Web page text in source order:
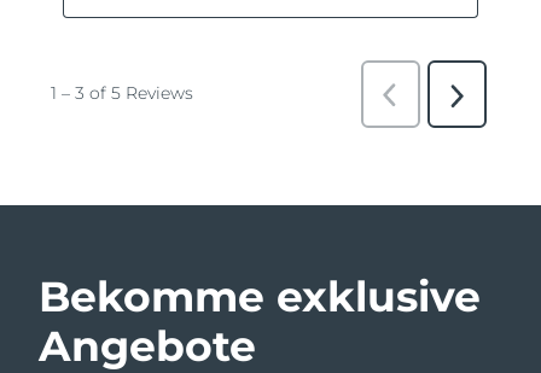
Bekomme exklusive
Angebote